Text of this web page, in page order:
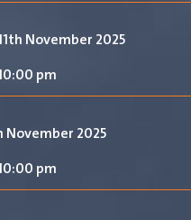
November 2025
pm
November 2025
pm